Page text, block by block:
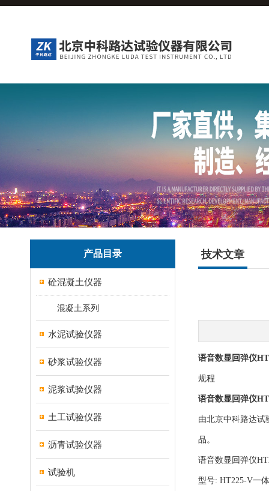
产品目录
砼混凝土仪器
混凝土系列
水泥试验仪器
砂浆试验仪器
泥浆试验仪器
土工试验仪器
沥青试验仪器
试验机
技术文章
语音数显回弹仪
规程
语音数显回弹仪
由北京中科路达试
品。
语音数显回弹仪
型号: HT225-V一